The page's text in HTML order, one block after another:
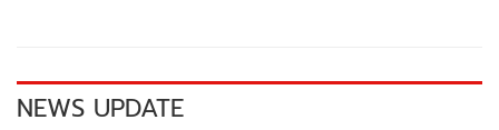
k k
NEWS UPDATE